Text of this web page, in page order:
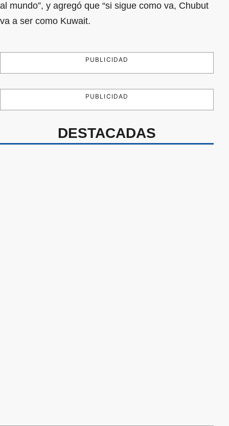
al mundo”, y agregó que “si sigue como va, Chubut
va a ser como Kuwait.
PUBLICIDAD
PUBLICIDAD
DESTACADAS